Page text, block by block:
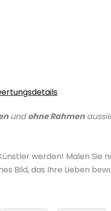
undohne Rahmen
werden! Malen Sie
Bild, das Ihre Lieben